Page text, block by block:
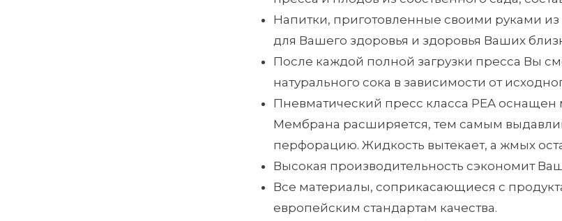
Напитки, приготовленные своими руками
для Вашего здоровья и здоровья Ваших
После каждой полной загрузки пресса Вы
натурального сока в зависимости от
Пневматический пресс класса PEA оснащен
Мембрана расширяется, тем самым
перфорацию. Жидкость вытекает, а жмых
Высокая производительность сэкономит
Все материалы, соприкасающиеся с
европейским стандартам качества.